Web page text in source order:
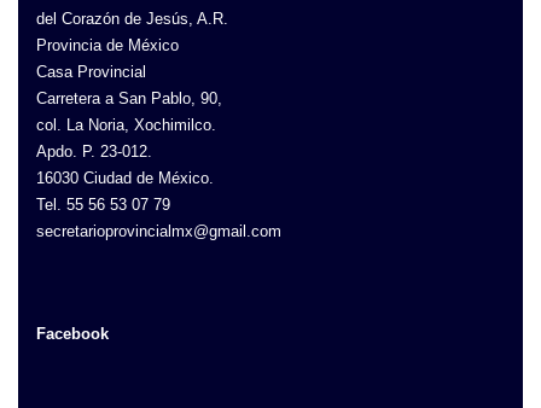
del Corazón de Jesús, A.R.
Provincia de México
Casa Provincial
Carretera a San Pablo, 90,
col. La Noria, Xochimilco.
Apdo. P. 23-012.
16030 Ciudad de México.
Tel. 55 56 53 07 79
secretarioprovincialmx@gmail.com
Facebook